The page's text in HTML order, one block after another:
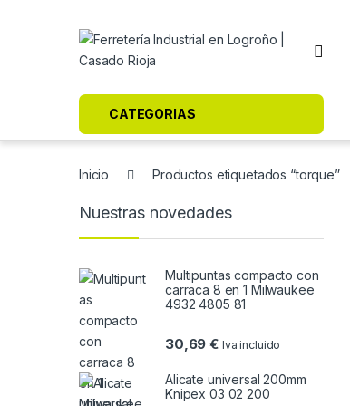
CATEGORIAS
Inicio Productos etiquetados “torque”
Nuestras novedades
Multipuntas compacto con
carraca 8 en 1 Milwaukee
4932 4805 81
30,69€ Iva incluido
Alicate universal 200mm
Knipex 03 02 200